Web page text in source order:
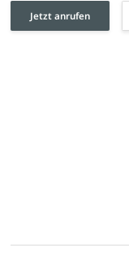
Jetzt anrufen